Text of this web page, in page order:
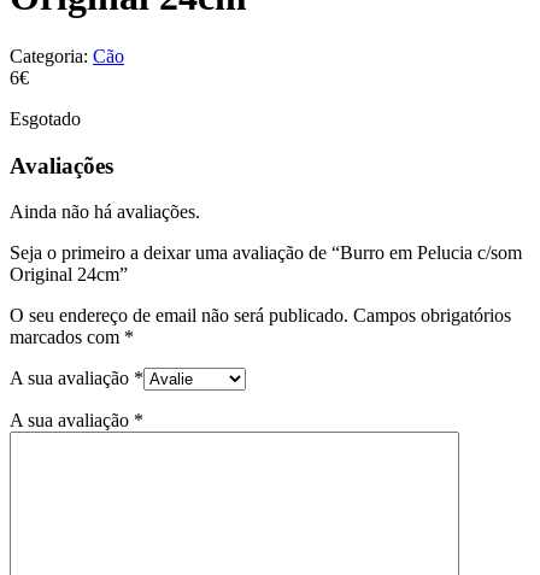
Categoria: Cão
6€
Esgotado
Avaliações
Ainda não há avaliações.
Seja o primeiro a deixar uma avaliação de “Burro em Pelucia c/som
Original 24cm”
O seu endereço de email não será publicado. Campos obrigatórios
marcados com *
A sua avaliação *
A sua avaliação *